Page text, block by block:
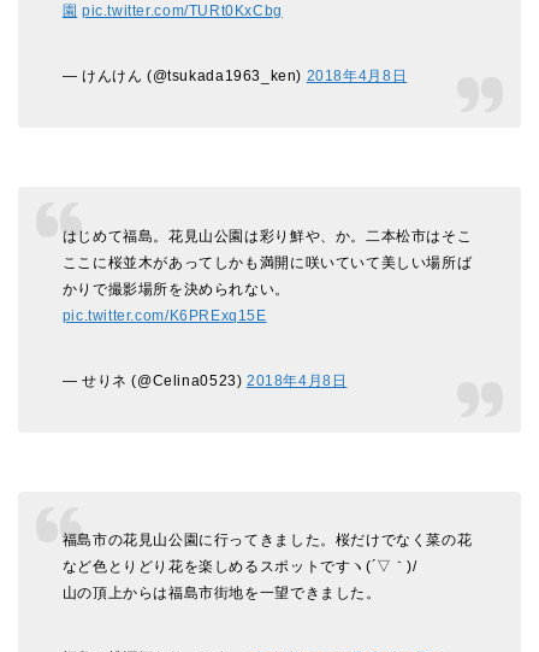
園 pic.twitter.com/TURt0KxCbg
— けんけん (@tsukada1963_ken) 2018年4月8日
はじめて福島。花見山公園は彩り鮮や、か。二本松市はそこ
ここに桜並木があってしかも満開に咲いていて美しい場所ば
かりで撮影場所を決められない。
pic.twitter.com/K6PRExq15E
— せりネ (@Celina0523) 2018年4月8日
福島市の花見山公園に行ってきました。桜だけでなく菜の花
など色とりどり花を楽しめるスポットですヽ(´▽｀)/
山の頂上からは福島市街地を一望できました。